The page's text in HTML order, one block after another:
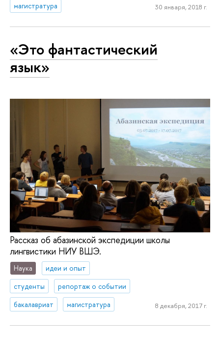
магистратура
30 января, 2018 г.
«Это фантастический
язык»
Рассказ об абазинской экспедиции школы
лингвистики НИУ ВШЭ.
Наука
идеи и опыт
студенты
репортаж о событии
бакалавриат
магистратура 8 декабря, 2017 г.